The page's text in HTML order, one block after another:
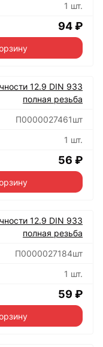
1 шт.
94 ₽
12.9 DIN 933
полная резьба
П0000027461шт
1 шт.
56 ₽
12.9 DIN 933
полная резьба
П0000027184шт
1 шт.
59 ₽